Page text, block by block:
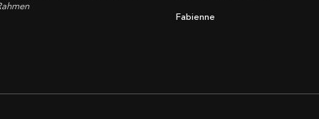
Fabienne